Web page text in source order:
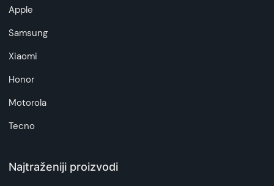
Apple
Samsung
Xiaomi
Honor
Motorola
Tecno
Najtraženiji proizvodi